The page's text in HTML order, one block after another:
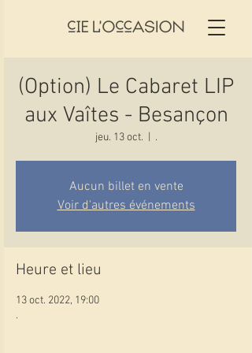
(Option) Le Cabaret LIP
aux Vaîtes - Besançon
jeu. 13 oct. .
Aucun billet en vente
Voir d'autres événements
Heure et lieu
13 oct. 2022, 19:00
.